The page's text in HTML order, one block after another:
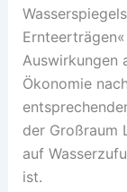
Auswirkungen
Ökonomie
der Großraum
auf
ist.